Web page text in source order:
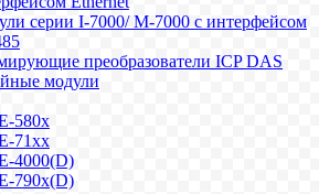
серии I-7000/ M-7000 с интерфейсом
преобразователи ICP DAS
модули
580x
71xx
4000(D)
790x(D)